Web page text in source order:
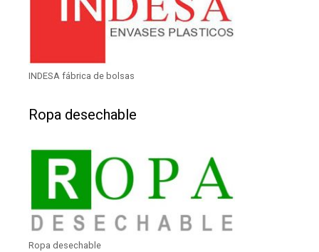
INDESA fábrica de bolsas
Ropa desechable
Ropa desechable